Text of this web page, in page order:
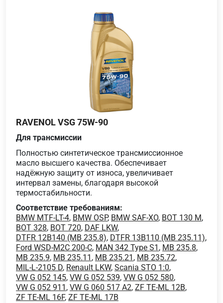
RAVENOL VSG 75W-90
Для трансмиссии
Полностью синтетическое трансмиссионное
масло высшего качества. Обеспечивает
надёжную защиту от износа, увеличивает
интервал замены, благодаря высокой
термостабильности.
Соответствие требованиям:
BMW MTF-LT-4, BMW OSP, BMW SAF-XO, BOT 130 M,
BOT 328, BOT 720, DAF LKW,
DTFR 12B140 (MB 235.8), DTFR 13B110 (MB 235.11),
Ford WSD-M2C 200-C, MAN 342 Type S1 , MB 235.8,
MB 235.9, MB 235.11 , MB 235.21 , MB 235.72,
MIL-L-2105 D, Renault LKW, Scania STO 1:0,
VW G 052 145, VW G 052 539, VW G 052 580,
VW G 052 911 , VW G 060 517 A2, ZF TE-ML 12B,
ZF TE-ML 16F, ZF TE-ML 17B